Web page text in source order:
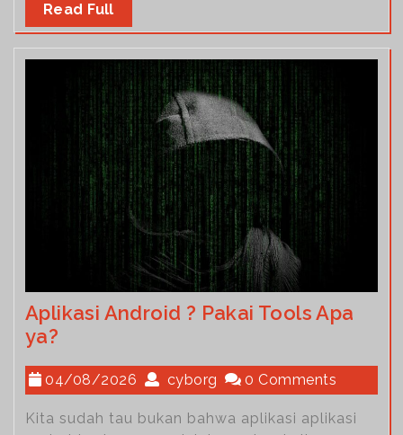
Read Full
Aplikasi Android ? Pakai Tools Apa
ya?
04/08/2026 cyborg 0 Comments
Kita sudah tau bukan bahwa aplikasi aplikasi